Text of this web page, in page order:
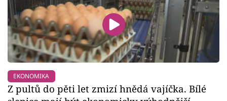
EKONOMIKA
Z pultů do pěti let zmizí hnědá vajíčka. Bílé